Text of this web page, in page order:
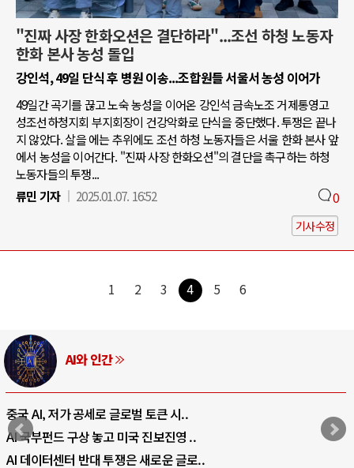
"진짜 사장 한화오션은 결단하라"...조선 하청 노동자
한화 본사 농성 돌입
강인석, 49일 단식 후 병원 이송...조합원들 서울서 농성 이어가
49일간 곡기를 끊고 노숙 농성을 이어온 강인석 금속노조 거제통영고
성조선하청지회 부지회장이 건강악화로 단식을 중단했다. 투쟁은 끝나
지 않았다. 살을 에는 추위에도 조선 하청 노동자들은 서울 한화 본사 앞
에서 농성을 이어간다. "진짜 사장 한화오션"의 결단을 촉구하는 하청
노동자들의 투쟁...
류민 기자
2025.01.07. 16:52 0
기사수정
1 2 3 4 5 6
AI와 인간
중국 AI, 저가 공세로 글로벌 토큰 시..
AI 국부펀드 구상 놓고 미국 진보진영 ..
AI 데이터센터 반대 투쟁은 새로운 글로..